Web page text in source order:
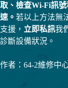
取、檢查Wi-Fi訊
速。 若以上方法無
支援， 立即私訊我
診斷設備狀況。
作者：64-2維修中